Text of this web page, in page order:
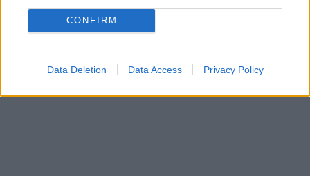
CONFIRM
Data Deletion Data Access Privacy Policy
Μη βάζετε πολύ λάμψη